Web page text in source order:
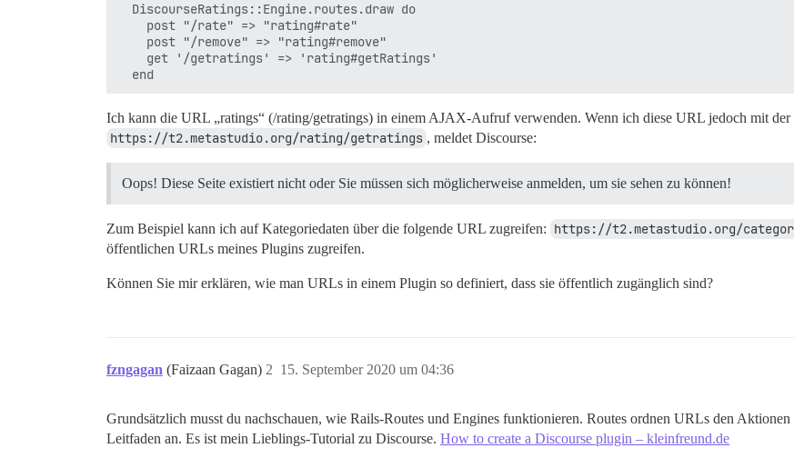
  DiscourseRatings::Engine.routes.draw do
    post "/rate" => "rating#rate"
    post "/remove" => "rating#remove"
    get '/getratings' => 'rating#getRatings'
Ich kann die URL „ratings“ (/rating/getratings) in einem AJAX-Aufruf verwenden. Wenn ich diese URL jedoch mit der
https://t2.metastudio.org/rating/getratings , meldet Discourse:
Oops! Diese Seite existiert nicht oder Sie müssen sich möglicherweise anmelden, um sie sehen zu können!
Zum Beispiel kann ich auf Kategoriedaten über die folgende URL zugreifen: https://t2.metastudio.org/
öffentlichen URLs meines Plugins zugreifen.
Können Sie mir erklären, wie man URLs in einem Plugin so definiert, dass sie öffentlich zugänglich sind?
fzngagan (Faizaan Gagan) 15. September 2020 um 04:36
2
Grundsätzlich musst du nachschauen, wie Rails-Routes und Engines funktionieren. Routes ordnen URLs den
Leitfaden an. Es ist mein Lieblings-Tutorial zu Discourse. How to create a Discourse plugin – kleinfreund.de